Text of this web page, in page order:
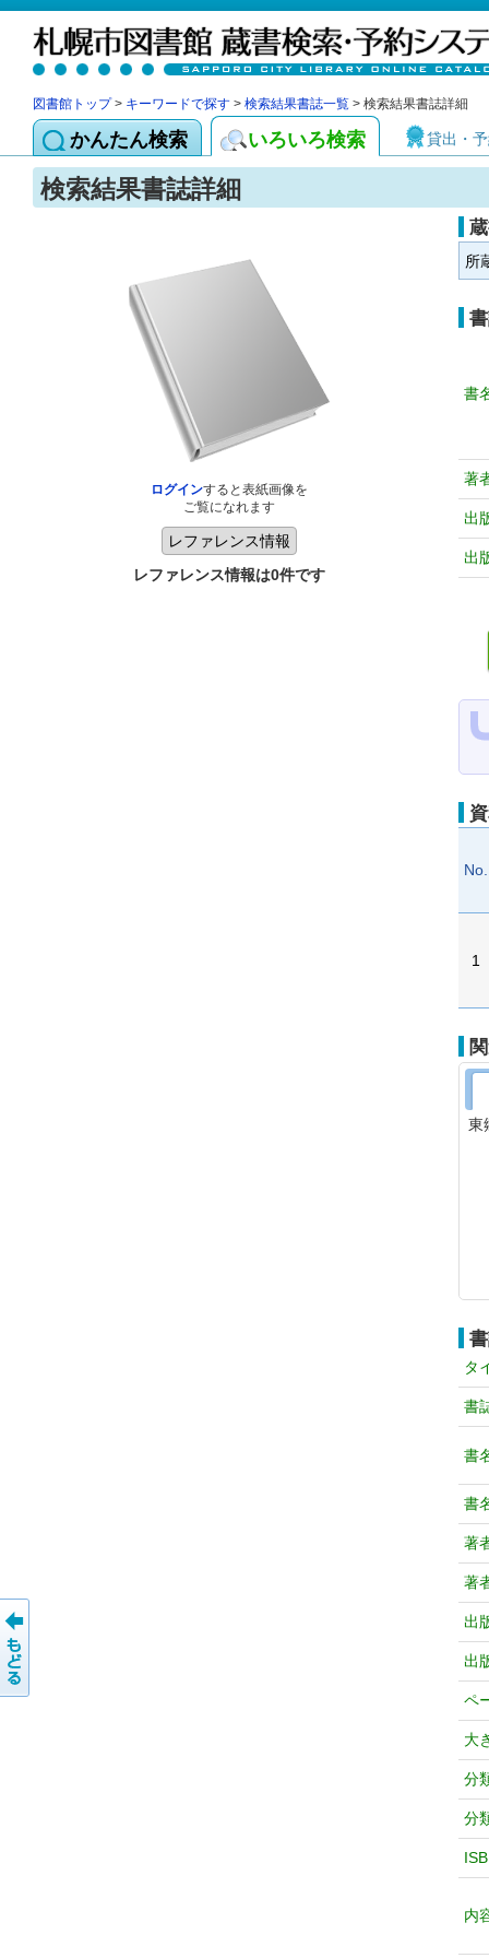
図書館トップ> キーワードで探す > 検索結果書誌一覧 > 検索結果書誌詳細
かんたん検索 いろいろ検索 貸出・
検索結果書誌詳細
ログインすると表紙画像を
ご覧になれます
レファレンス情報は0件です
所
書
著
出
出
No.
1
東
タ
書
書
書
著
著
出
出
ペ
大
分
分
内